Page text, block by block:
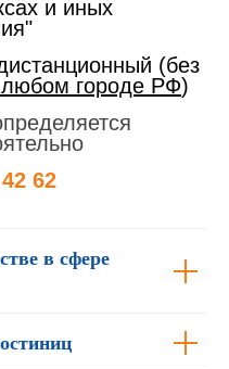
и иных
(без
городе РФ)
62
в сфере